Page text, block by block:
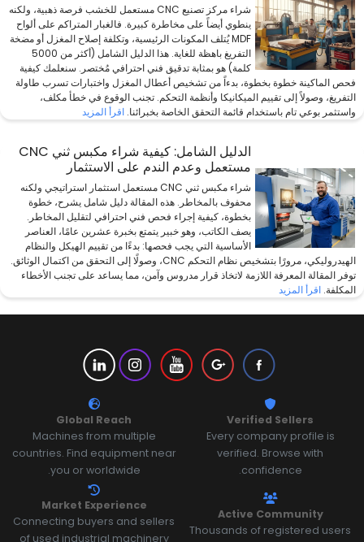
شراء مركز تصنيع CNC مستعمل للخشب فرصة ذهبية، ولكنه
ينطوي أيضاً على مخاطرة كبيرة. فالغبار المتراكم على ألواح
MDF يُتلف المكونات الرئيسية، وتكلفة إصلاح المغزل أو مضخة
التفريغ باهظة للغاية. هذا الدليل الشامل (أكثر من 5000
كلمة) هو بمثابة تدقيق فني احترافي مُختصر. سنعلمك كيفية
فحص الماكينة خطوة بخطوة، بدءاً من تشخيص أعطال المغزل واختبارات تسرب طاولة
التفريغ، وصولاً إلى تقييم الميكانيكا وأنظمة التحكم. تجنب الوقوع في خطأ مكلف،
واستثمر بوعي تام باستخدام قائمة التحقق الخاصة بخبرائنا.اقرأ المزيد
الدليل الشامل: كيفية شراء مكبس ثني CNC
مستعمل وعدم الندم على الاستثمار
شراء مكبس ثني CNC مستعمل استثمار استراتيجي ولكنه
محفوف بالمخاطر. هذه المقالة دليل شامل يشرح، خطوة
بخطوة، كيفية إجراء فحص فني احترافي لتقليل المخاطر.
يصف الكاتب، وهو خبير يتمتع بخبرة عشرين عامًا، العناصر
الأساسية التي يجب فحصها: بدءًا من تقييم الهيكل والنظام
الهيدروليكي، مرورًا بتشخيص نظام التحكم CNC، وصولًا إلى التحقق من اكتمال الوثائق.
توفر المقالة المعرفة اللازمة لاتخاذ قرار مدروس وآمن، مما يساعد على تجنب الأخطاء
المكلفة.اقرأ المزيد
Verified Sellers
Every company profile is
verified. Browse with
confidence.
Global Reach
Machines from multiple
countries. Find equipment near
you or worldwide.
Active Community
Thousands of registered users
Market Experience
Connecting buyers and sellers
of used industrial machinery